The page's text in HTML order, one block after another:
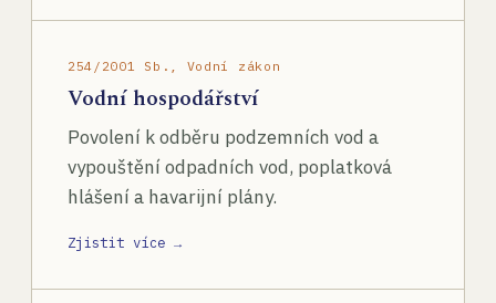
254/2001 Sb., Vodní zákon
Vodní hospodářství
Povolení k odběru podzemních vod a
vypouštění odpadních vod, poplatková
hlášení a havarijní plány.
Zjistit více →